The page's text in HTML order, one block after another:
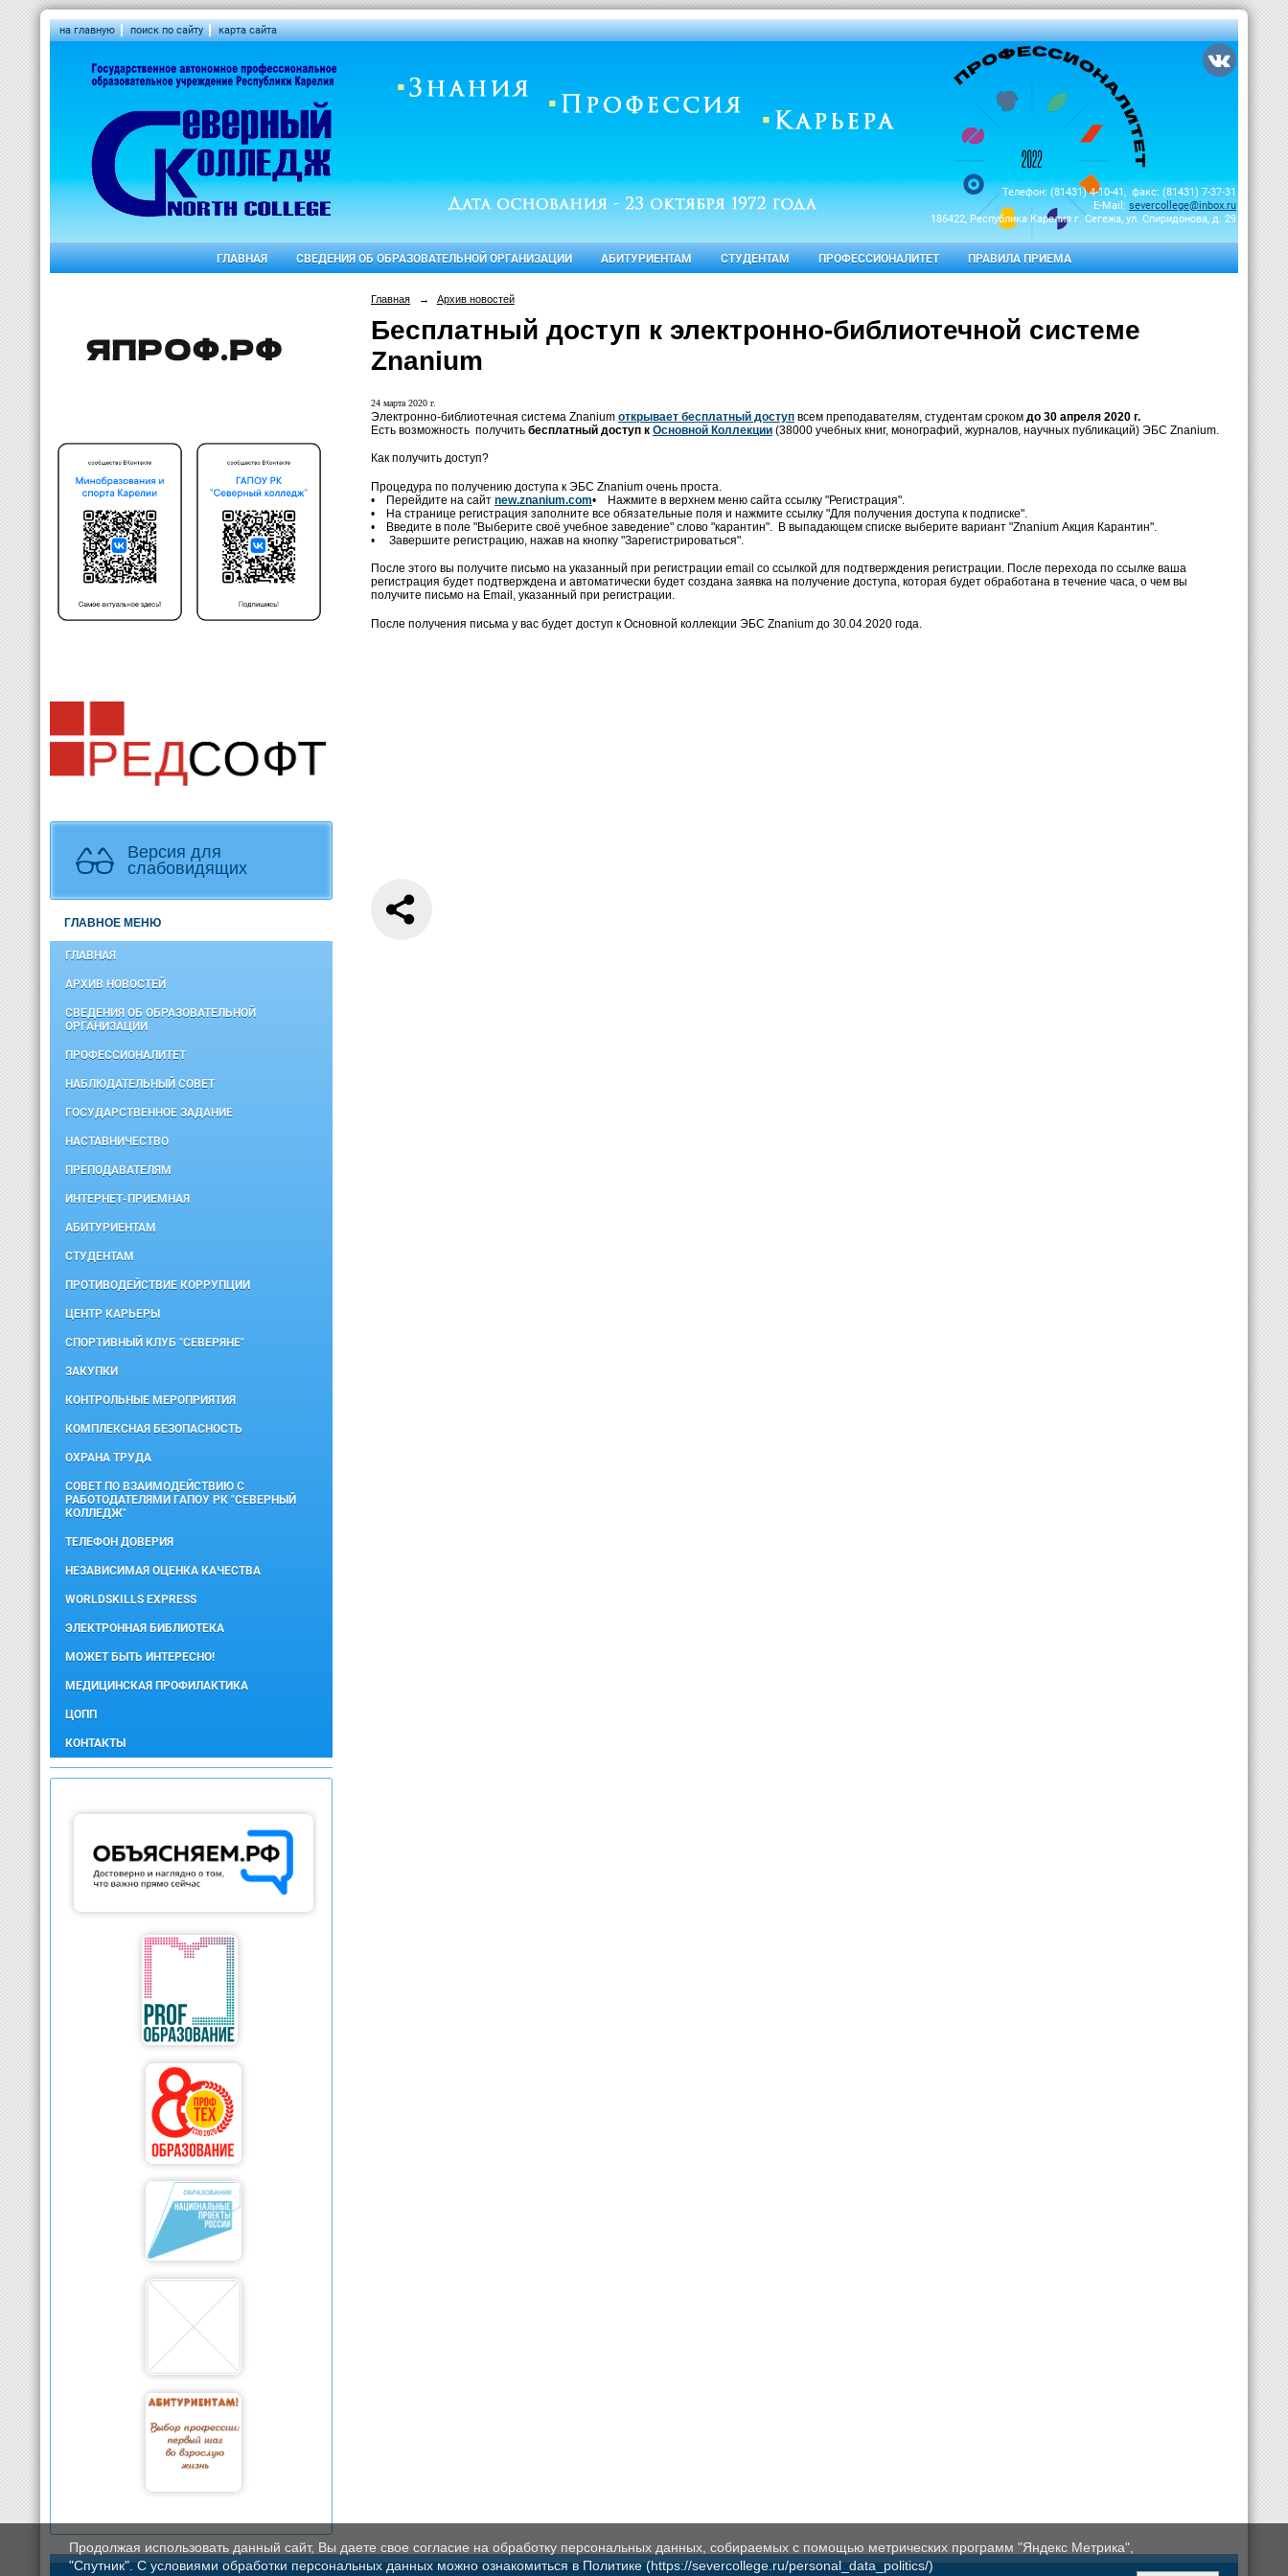
на главную поиск по сайту карта сайта
Телефон: (81431) 4-10-41, факс: (81431) 7-37-31
E-Mail: severcollege@inbox.ru
186422, Республика Карелия г. Сегежа, ул. Спиридонова, д. 29
ГЛАВНАЯ СВЕДЕНИЯ ОБ ОБРАЗОВАТЕЛЬНОЙ ОРГАНИЗАЦИИ АБИТУРИЕНТАМ СТУДЕНТАМ ПРОФЕССИОНАЛИТЕТ ПРАВИЛА ПРИЕМА
Версия для
слабовидящих
ГЛАВНОЕ МЕНЮ
ГЛАВНАЯ
АРХИВ НОВОСТЕЙ
СВЕДЕНИЯ ОБ ОБРАЗОВАТЕЛЬНОЙ
ОРГАНИЗАЦИИ
ПРОФЕССИОНАЛИТЕТ
НАБЛЮДАТЕЛЬНЫЙ СОВЕТ
ГОСУДАРСТВЕННОЕ ЗАДАНИЕ
НАСТАВНИЧЕСТВО
ПРЕПОДАВАТЕЛЯМ
ИНТЕРНЕТ-ПРИЕМНАЯ
АБИТУРИЕНТАМ
СТУДЕНТАМ
ПРОТИВОДЕЙСТВИЕ КОРРУПЦИИ
ЦЕНТР КАРЬЕРЫ
СПОРТИВНЫЙ КЛУБ "СЕВЕРЯНЕ"
ЗАКУПКИ
КОНТРОЛЬНЫЕ МЕРОПРИЯТИЯ
КОМПЛЕКСНАЯ БЕЗОПАСНОСТЬ
ОХРАНА ТРУДА
СОВЕТ ПО ВЗАИМОДЕЙСТВИЮ С
РАБОТОДАТЕЛЯМИ ГАПОУ РК "СЕВЕРНЫЙ
КОЛЛЕДЖ"
ТЕЛЕФОН ДОВЕРИЯ
НЕЗАВИСИМАЯ ОЦЕНКА КАЧЕСТВА
WORLDSKILLS EXPRESS
ЭЛЕКТРОННАЯ БИБЛИОТЕКА
МОЖЕТ БЫТЬ ИНТЕРЕСНО!
МЕДИЦИНСКАЯ ПРОФИЛАКТИКА
ЦОПП
КОНТАКТЫ
Главная → Архив новостей
Бесплатный доступ к электронно-библиотечной системе
Znanium
24 марта 2020 г.
Электронно-библиотечная система Znanium открывает бесплатный доступ всем преподавателям, студентам сроком до 30 апреля 2020 г.
Есть возможность получить бесплатный доступ к Основной Коллекции (38000 учебных книг, монографий, журналов, научных публикаций) ЭБС Znanium.
Как получить доступ?
Процедура по получению доступа к ЭБС Znanium очень проста.
• Перейдите на сайт new.znanium.com• Нажмите в верхнем меню сайта ссылку "Регистрация".
• На странице регистрация заполните все обязательные поля и нажмите ссылку "Для получения доступа к подписке".
• Введите в поле "Выберите своё учебное заведение" слово "карантин". В выпадающем списке выберите вариант "Znanium Акция Карантин".
• Завершите регистрацию, нажав на кнопку "Зарегистрироваться".
После этого вы получите письмо на указанный при регистрации email со ссылкой для подтверждения регистрации. После перехода по ссылке ваша
регистрация будет подтверждена и автоматически будет создана заявка на получение доступа, которая будет обработана в течение часа, о чем вы
получите письмо на Email, указанный при регистрации.
После получения письма у вас будет доступ к Основной коллекции ЭБС Znanium до 30.04.2020 года.
Продолжая использовать данный сайт, Вы даете свое согласие на обработку персональных данных, собираемых с помощью метрических программ "Яндекс Метрика",
"Спутник". С условиями обработки персональных данных можно ознакомиться в Политике (https://severcollege.ru/personal_data_politics/)